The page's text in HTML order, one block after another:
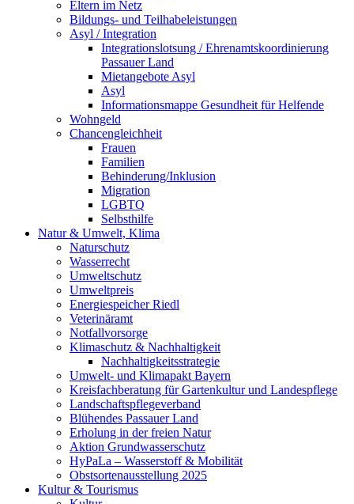
Eltern im Netz
Bildungs- und Teilhabeleistungen
Asyl / Integration
Integrationslotsung / Ehrenamtskoordinierung
Passauer Land
Mietangebote Asyl
Asyl
Informationsmappe Gesundheit für Helfende
Wohngeld
Chancengleichheit
Frauen
Familien
Behinderung/Inklusion
Migration
LGBTQ
Selbsthilfe
Natur & Umwelt, Klima
Naturschutz
Wasserrecht
Umweltschutz
Umweltpreis
Energiespeicher Riedl
Veterinäramt
Notfallvorsorge
Klimaschutz & Nachhaltigkeit
Nachhaltigkeitsstrategie
Umwelt- und Klimapakt Bayern
Kreisfachberatung für Gartenkultur und Landespflege
Landschaftspflegeverband
Blühendes Passauer Land
Erholung in der freien Natur
Aktion Grundwasserschutz
HyPaLa – Wasserstoff & Mobilität
Obstsortenausstellung 2025
Kultur & Tourismus